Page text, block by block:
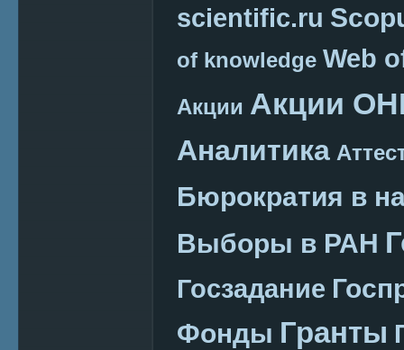
scientific.ru
of knowledge Web
Акции Акции
Аналитика
Бюрократия в
Выборы в РАН
Госзадание
Фонды Гранты